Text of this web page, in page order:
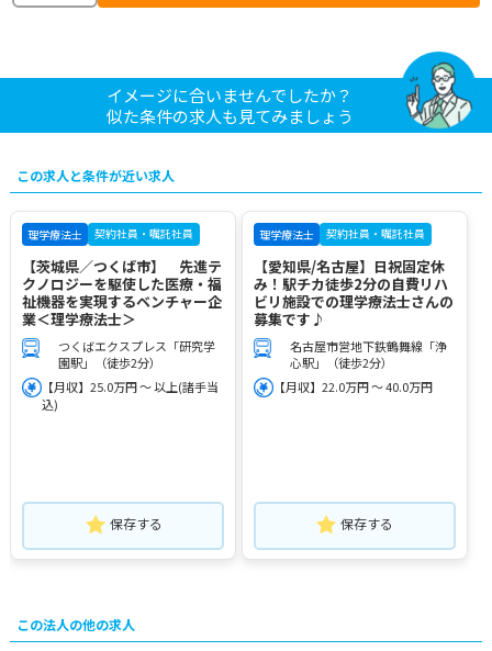
イメージに合いませんでしたか？
似た条件の求人も見てみましょう
この求人と条件が近い求人
理学療法士 契約社員・嘱託社員
【茨城県／つくば市】 先進テ
クノロジーを駆使した医療・福
祉機器を実現するベンチャー企
業＜理学療法士＞
つくばエクスプレス「研究学
園駅」（徒歩2分）
【月収】25.0万円 ～ 以上(諸手当
込)
保存する
理学療法士 契約社員・嘱託社員
【愛知県/名古屋】日祝固定休
み！駅チカ徒歩2分の自費リハ
ビリ施設での理学療法士さんの
募集です♪
名古屋市営地下鉄鶴舞線「浄
心駅」（徒歩2分）
【月収】22.0万円 ～ 40.0万円
保存する
この法人の他の求人